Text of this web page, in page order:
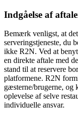
Indgåelse af
Bemærk venligst, at
serveringstjeneste, du
ikke R2N. Ved at
en direkte aftale med
stand til at reservere
platformene. R2N
gæsterne/brugerne, og
oplevelse af selve
individuelle ansvar.